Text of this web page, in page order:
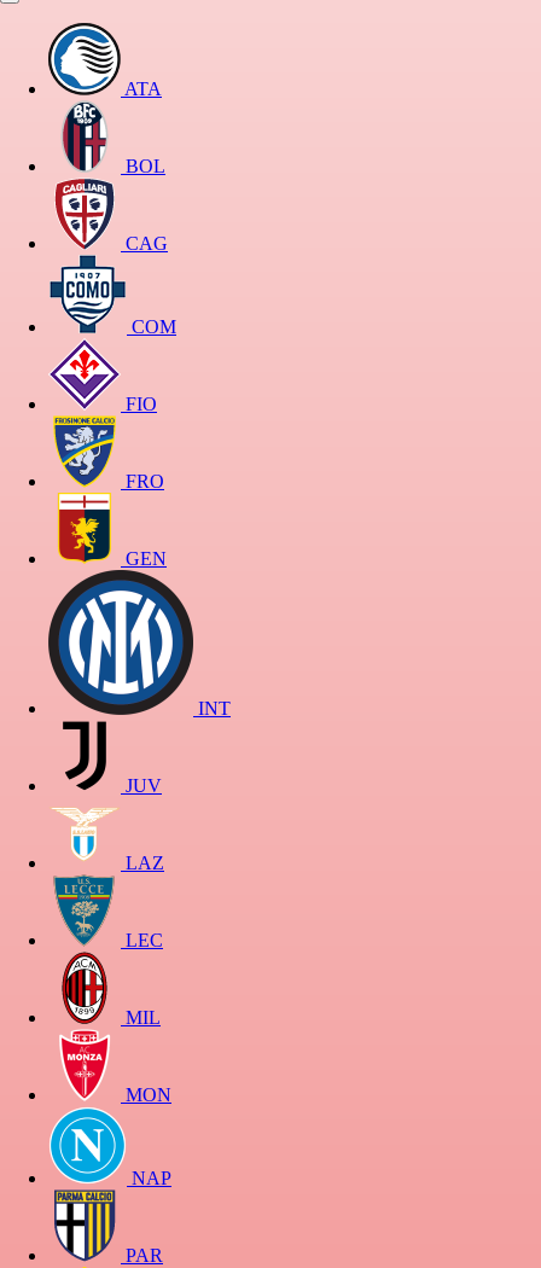
ATA
BOL
CAG
COM
FIO
FRO
GEN
INT
JUV
LAZ
LEC
MIL
MON
NAP
PAR